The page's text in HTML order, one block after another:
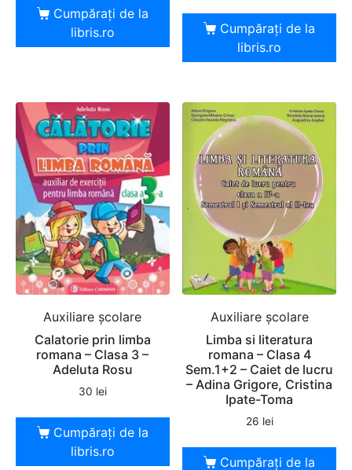
Cumpărați de la
libris.ro
Cumpărați de la
libris.ro
Auxiliare şcolare
Calatorie prin limba
romana – Clasa 3 –
Adeluta Rosu
30 lei
Cumpărați de la
libris.ro
Auxiliare şcolare
Limba si literatura
romana – Clasa 4
Sem.1+2 – Caiet de lucru
– Adina Grigore, Cristina
Ipate-Toma
26 lei
Cumpărați de la